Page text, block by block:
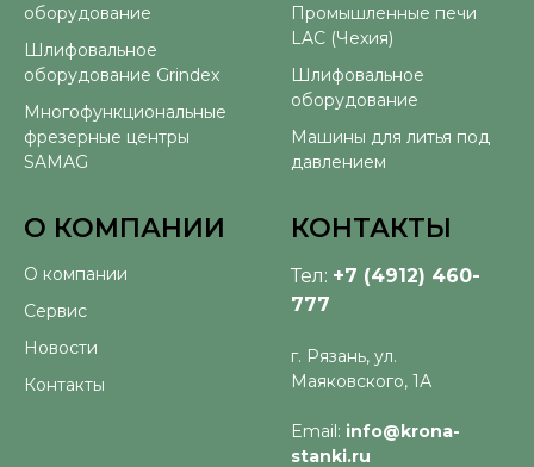
оборудование
Шлифовальное
оборудование Grindex
Многофункциональные
фрезерные центры
SAMAG
Промышленные печи
LAC (Чехия)
Шлифовальное
оборудование
Машины для литья под
давлением
О КОМПАНИИ
О компании
Сервис
Новости
Контакты
КОНТАКТЫ
Тел: +7 (4912) 460-
777
г. Рязань, ул.
Маяковского, 1А
Email: info@krona-
stanki.ru